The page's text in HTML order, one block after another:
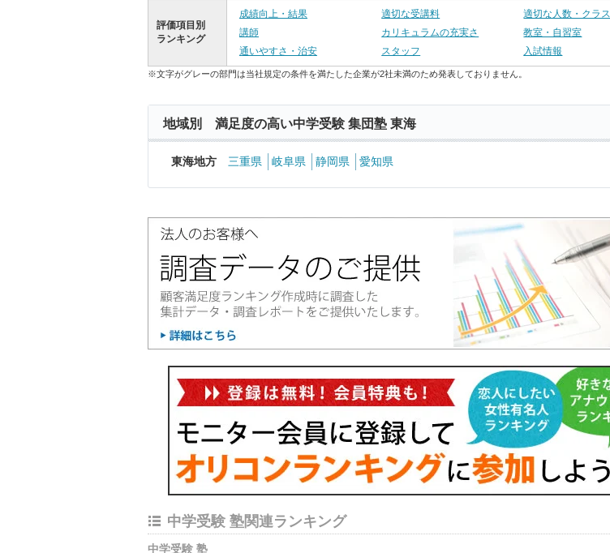
評価項目別
ランキング
成績向上・結果 適切な受講料
適切な人数・クラス
講師
カリキュラムの充実さ
教室・自習室
通いやすさ・治安
スタッフ 入試情報
※文字がグレーの部門は当社規定の条件を満たした企業が2社未満のため発表しておりません。
地域別 満足度の高い中学受験 集団塾 東海
東海地方 三重県 岐阜県 静岡県 愛知県
中学受験 塾関連ランキング
中学受験 塾